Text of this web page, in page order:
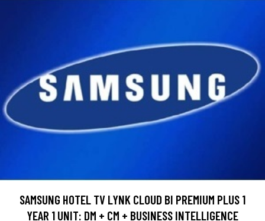
SAMSUNG HOTEL TV LYNK CLOUD BI PREMIUM PLUS 1
YEAR 1 UNIT: DM + CM + BUSINESS INTELLIGENCE